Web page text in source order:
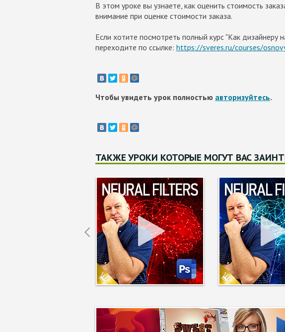
В этом уроке вы узнаете, как оценить стоимость
внимание при оценке стоимости заказа.
Если хотите посмотреть полный курс "Как дизайнеру
переходите по ссылке: https://sveres.ru/courses/
Чтобы увидеть урок полностью авторизуйтесь.
ТАКЖЕ УРОКИ КОТОРЫЕ МОГУТ ВАС
Prev